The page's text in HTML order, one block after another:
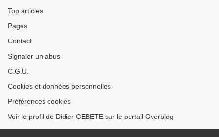
Top articles
Pages
Contact
Signaler un abus
C.G.U.
Cookies et données personnelles
Préférences cookies
Voir le profil de Didier GEBETE sur le portail Overblog